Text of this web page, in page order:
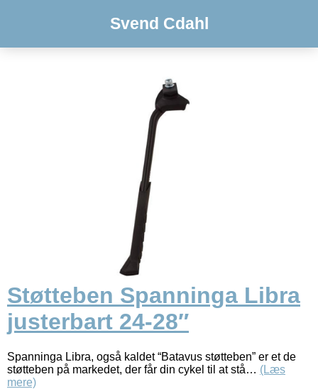
Svend Cdahl
Støtteben Spanninga Libra
justerbart 24-28″
Spanninga Libra, også kaldet “Batavus støtteben” er et de
støtteben på markedet, der får din cykel til at stå… (Læs
mere)